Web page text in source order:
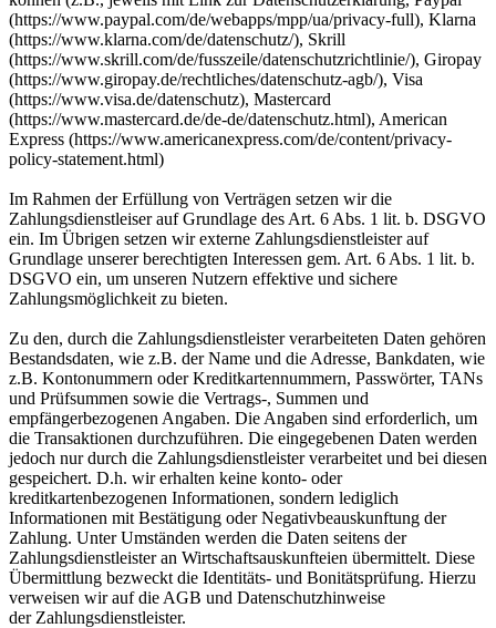
(https://www.paypal.com/de/webapps/mpp/ua/privacy-full), Klarna
(https://www.klarna.com/de/datenschutz/), Skrill
(https://www.skrill.com/de/fusszeile/datenschutzrichtlinie/), Giropay
(https://www.giropay.de/rechtliches/datenschutz-agb/), Visa
(https://www.visa.de/datenschutz), Mastercard
(https://www.mastercard.de/de-de/datenschutz.html), American
Express (https://www.americanexpress.com/de/content/privacy-
policy-statement.html)
Im Rahmen der Erfüllung von Verträgen setzen wir die
Zahlungsdienstleiser auf Grundlage des Art. 6 Abs. 1 lit. b. DSGVO
ein. Im Übrigen setzen wir externe Zahlungsdienstleister auf
Grundlage unserer berechtigten Interessen gem. Art. 6 Abs. 1 lit. b.
DSGVO ein, um unseren Nutzern effektive und sichere
Zahlungsmöglichkeit zu bieten.
Zu den, durch die Zahlungsdienstleister verarbeiteten Daten gehören
Bestandsdaten, wie z.B. der Name und die Adresse, Bankdaten, wie
z.B. Kontonummern oder Kreditkartennummern, Passwörter, TANs
und Prüfsummen sowie die Vertrags-, Summen und
empfängerbezogenen Angaben. Die Angaben sind erforderlich, um
die Transaktionen durchzuführen. Die eingegebenen Daten werden
jedoch nur durch die Zahlungsdienstleister verarbeitet und bei diesen
gespeichert. D.h. wir erhalten keine konto- oder
kreditkartenbezogenen Informationen, sondern lediglich
Informationen mit Bestätigung oder Negativbeauskunftung der
Zahlung. Unter Umständen werden die Daten seitens der
Zahlungsdienstleister an Wirtschaftsauskunfteien übermittelt. Diese
Übermittlung bezweckt die Identitäts- und Bonitätsprüfung. Hierzu
verweisen wir auf die AGB und Datenschutzhinweise
der Zahlungsdienstleister.